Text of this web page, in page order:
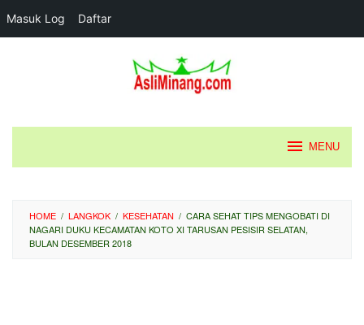
Masuk Log Daftar
MENU
HOME / LANGKOK / KESEHATAN / CARA SEHAT TIPS MENGOBATI DI
NAGARI DUKU KECAMATAN KOTO XI TARUSAN PESISIR SELATAN,
BULAN DESEMBER 2018